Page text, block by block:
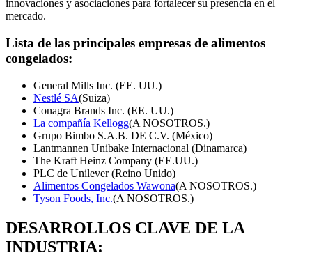
innovaciones y asociaciones para fortalecer su presencia en el
mercado.
Lista de las principales empresas de alimentos
congelados:
General Mills Inc. (EE. UU.)
Nestlé SA(Suiza)
Conagra Brands Inc. (EE. UU.)
La compañía Kellogg(A NOSOTROS.)
Grupo Bimbo S.A.B. DE C.V. (México)
Lantmannen Unibake Internacional (Dinamarca)
The Kraft Heinz Company (EE.UU.)
PLC de Unilever (Reino Unido)
Alimentos Congelados Wawona(A NOSOTROS.)
Tyson Foods, Inc.(A NOSOTROS.)
DESARROLLOS CLAVE DE LA
INDUSTRIA: